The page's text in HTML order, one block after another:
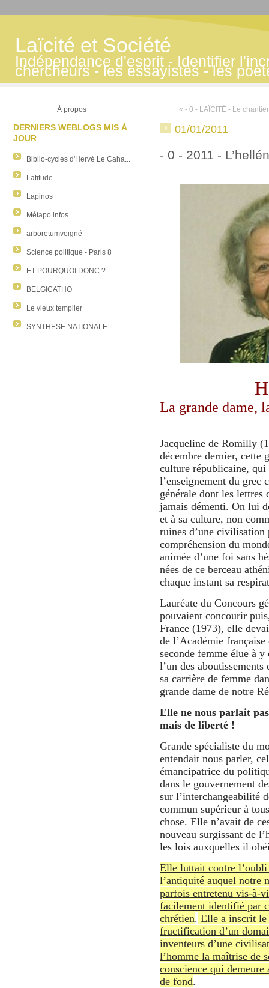
Laïcité et Société
Indépendance d'esprit - Identifier
chercheurs - les essayistes - les
À propos
DERNIERS WEBLOGS MIS À
JOUR
Biblio-cycles d'Hervé Le Caha...
Latitude
Lapinos
Métapo infos
arboretumveigné
Science politique - Paris 8
ET POURQUOI DONC ?
BELGICATHO
Le vieux templier
SYNTHESE NATIONALE
« - 0 - LAÏCITÉ - Le
01/01/2011
- 0 - 2011 -
La grande dame,
Jacqueline de Romilly
décembre dernier, cette
culture républicaine, qui
l’enseignement du grec
générale dont les lettres
jamais démenti. On lui
et à sa culture, non
ruines d’une civilisation
compréhension du
animée d’une foi sans
nées de ce berceau
chaque instant sa
Lauréate du Concours
pouvaient concourir
France (1973), elle
de l’Académie
seconde femme élue à y
l’un des
sa carrière de femme
grande dame de notre
Elle ne nous parlait
mais de liberté !
Grande spécialiste du
entendait nous parler,
émancipatrice du
dans le gouvernement
sur l’interchangeabilité
commun supérieur à
chose. Elle n’avait de
nouveau surgissant de
les lois auxquelles il
Elle luttait contre l’oubli
l’antiquité auquel notre
parfois entretenu vis-à-
facilement identifié par
chrétien. Elle a inscrit le
fructification d’un
inventeurs d’une
l’homme la maîtrise de
conscience qui
de fond.